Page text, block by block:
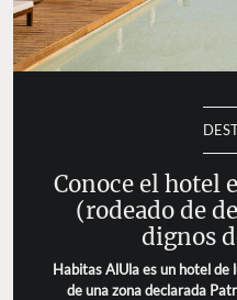
Conoce el hotel
(rodeado de
dignos
Habitas AlUla es un hotel de
de una zona declarada